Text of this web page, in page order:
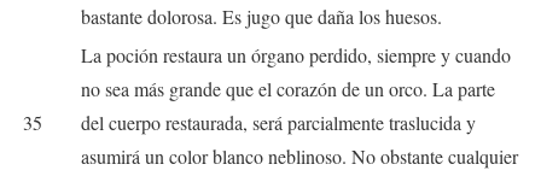
bastante dolorosa. Es jugo que daña los huesos.
35
La poción restaura un órgano perdido, siempre y cuando
no sea más grande que el corazón de un orco. La parte
del cuerpo restaurada, será parcialmente traslucida y
asumirá un color blanco neblinoso. No obstante cualquier